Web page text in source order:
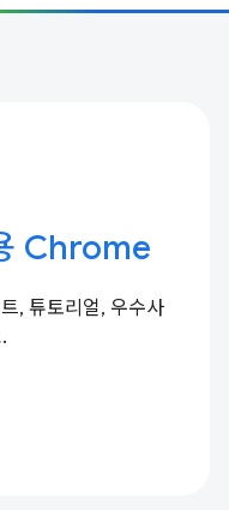
Chrome
, 튜토리얼, 우수사